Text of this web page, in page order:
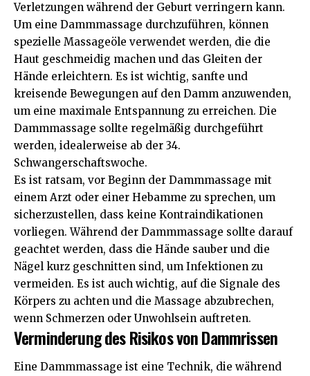
Verletzungen während der Geburt verringern kann.
Um eine Dammmassage durchzuführen, können
spezielle Massageöle verwendet werden, die die
Haut geschmeidig machen und das Gleiten der
Hände erleichtern. Es ist wichtig, sanfte und
kreisende Bewegungen auf den Damm anzuwenden,
um eine maximale Entspannung zu erreichen. Die
Dammmassage sollte regelmäßig durchgeführt
werden, idealerweise ab der 34.
Schwangerschaftswoche.
Es ist ratsam, vor Beginn der Dammmassage mit
einem Arzt oder einer Hebamme zu sprechen, um
sicherzustellen, dass keine Kontraindikationen
vorliegen. Während der Dammmassage sollte darauf
geachtet werden, dass die Hände sauber und die
Nägel kurz geschnitten sind, um Infektionen zu
vermeiden. Es ist auch wichtig, auf die Signale des
Körpers zu achten und die Massage abzubrechen,
wenn Schmerzen oder Unwohlsein auftreten.
Verminderung des Risikos von Dammrissen
Eine Dammmassage ist eine Technik, die während